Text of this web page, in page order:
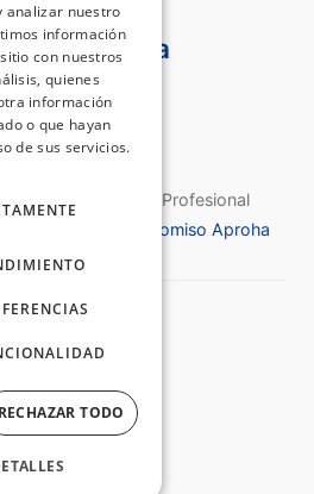
Aproha
de la Asociación Profesional
del Arte
Compromiso Aproha
de Compra
analizar nuestro
información
con nuestros
quienes
información
o que hayan
de sus servicios.
RECHAZAR TODO